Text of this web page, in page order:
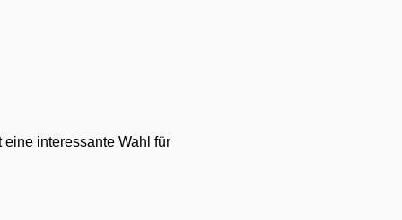
interessante Wahl für